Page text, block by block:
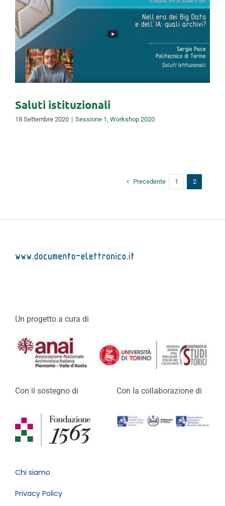
Saluti istituzionali
Saluti istituzionali
18 Settembre 2020 | Sessione 1 Workshop 2020
Precedente 1 2
Un progetto a cura di
Con il sostegno di Con la collaborazione di
Chi siamo
Privacy Policy